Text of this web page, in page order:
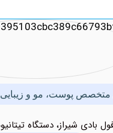
پوست، مو و زیبایی
دستگاه تیتانیوم 2023برای کل بدن